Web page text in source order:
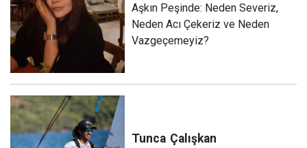
Aşkın Peşinde: Neden Severiz,
Neden Acı Çekeriz ve Neden
Vazgeçemeyiz?
Tunca Çalışkan